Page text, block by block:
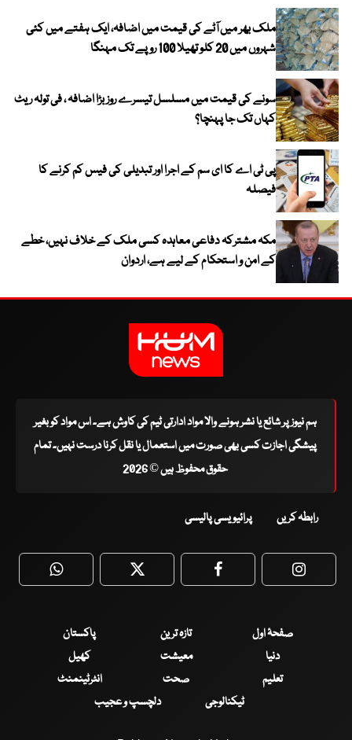
ملک بھر میں آٹے کی قیمت میں اضافہ، ایک ہفتے میں کئی
شہروں میں 20 کلو تھیلا 100 روپے تک مہنگا
سونے کی قیمت میں مسلسل تیسرے روز بڑا اضافہ ، فی تولہ ریٹ
کہاں تک جا پہنچا؟
پی ٹی اے کا ای سم کے اجرا اور تبدیلی کی فیس کم کرنے کا
فیصلہ
مکہ مشترکہ دفاعی معاہدہ کسی ملک کے خلاف نہیں، خطے
کے امن و استحکام کے لیے ہے، اردوان
ہم نیوز پر شائع یا نشر ہونے والا مواد ادارتی ٹیم کی کاوش ہے۔ اس مواد کو بغیر
پیشگی اجازت کسی بھی صورت میں استعمال یا نقل کرنا درست نہیں۔ تمام
حقوق محفوظ ہیں © 2026
رابطہ کریں پرائیویسی پالیسی
WhatsApp Twitter Facebook
صفحۂ اول تازہ ترین
پاکستان
دنیا
معیشت
کھیل
تعلیم
صحت
انٹرٹینمنٹ
ٹیکنالوجی
دلچسپ و عجیب